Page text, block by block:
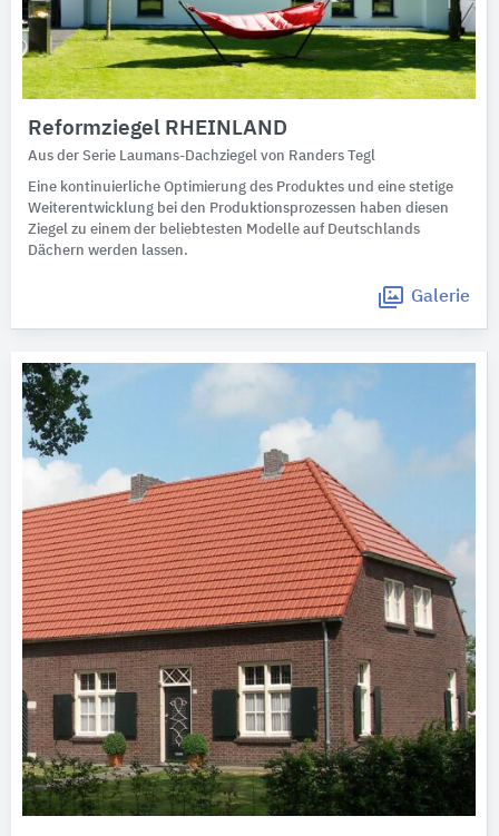
Reformziegel RHEINLAND
Aus der Serie Laumans-Dachziegel von Randers Tegl
Eine kontinuierliche Optimierung des Produktes und eine stetige
Weiterentwicklung bei den Produktionsprozessen haben diesen
Ziegel zu einem der beliebtesten Modelle auf Deutschlands
Dächern werden lassen.
Galerie